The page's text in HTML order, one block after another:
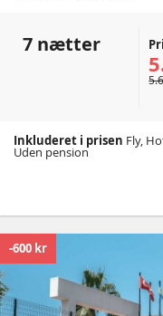
7 nætter
Inkluderet i prisen Fly,
Uden pension
-600 kr